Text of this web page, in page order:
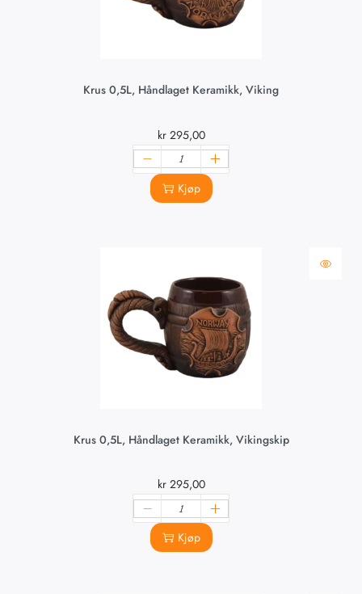
Krus 0,5L, Håndlaget Keramikk, Viking
kr295,00
Kjøp
Krus 0,5L, Håndlaget Keramikk, Vikingskip
kr295,00
Kjøp